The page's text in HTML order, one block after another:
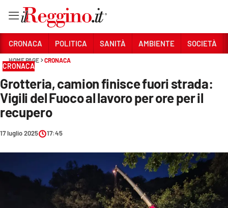
Sezioni
CRONACA
POLITICA
SANITÀ
AMBIENTE
SOCIETÀ
CRONACA POLITICA SANITÀ AMBIENTE SOCIETÀ
HOME PAGE CRONACA
CRONACA
Grotteria, camion finisce fuori strada:
Vigili del Fuoco al lavoro per ore per il
recupero
17 luglio 2025 17:45